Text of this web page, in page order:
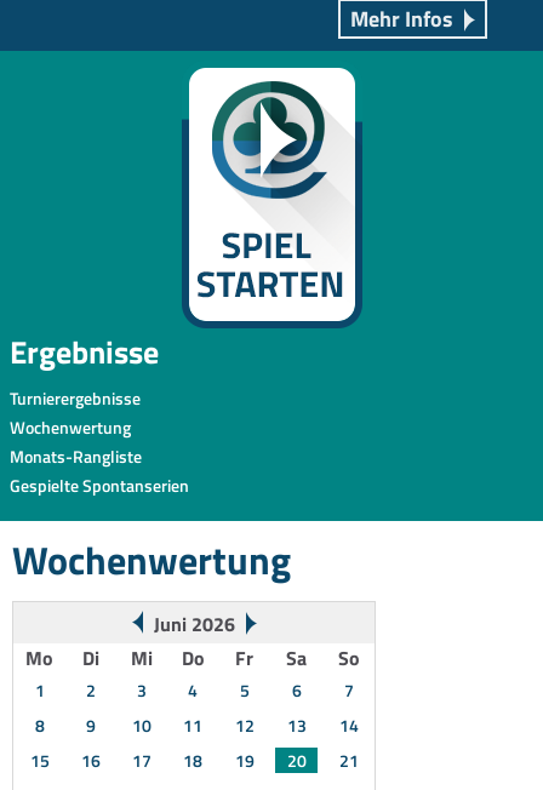
Mehr Infos
Ergebnisse
Turnierergebnisse
Wochenwertung
Monats-Rangliste
Gespielte Spontanserien
Wochenwertung
Juni 2026
Mo
Di Mi Do Fr Sa So
1 2 3 4 5 6
7
8
9 10 11 12 13
14
15
16 17 18 19 20
21